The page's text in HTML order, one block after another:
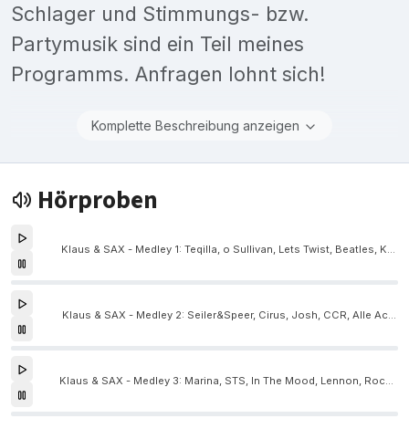
Schlager und Stimmungs- bzw.
Partymusik sind ein Teil meines
Programms. Anfragen lohnt sich!
Komplette Beschreibung anzeigen
Hörproben
Klaus & SAX - Medley 1: Teqilla, o Sullivan, Lets Twist, Beatles, Keating, Quando, Fendrich
Klaus & SAX - Medley 2: Seiler&Speer, Cirus, Josh, CCR, Alle Achtung, Folkshilfe, Drews
Klaus & SAX - Medley 3: Marina, STS, In The Mood, Lennon, Rock around clock, Westernhagen